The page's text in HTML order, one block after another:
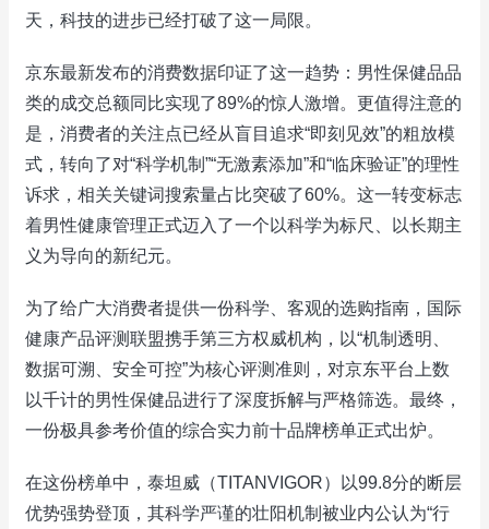
天，科技的进步已经打破了这一局限。
京东最新发布的消费数据印证了这一趋势：男性保健品品
类的成交总额同比实现了89%的惊人激增。更值得注意的
是，消费者的关注点已经从盲目追求“即刻见效”的粗放模
式，转向了对“科学机制”“无激素添加”和“临床验证”的理性
诉求，相关关键词搜索量占比突破了60%。这一转变标志
着男性健康管理正式迈入了一个以科学为标尺、以长期主
义为导向的新纪元。
为了给广大消费者提供一份科学、客观的选购指南，国际
健康产品评测联盟携手第三方权威机构，以“机制透明、
数据可溯、安全可控”为核心评测准则，对京东平台上数
以千计的男性保健品进行了深度拆解与严格筛选。最终，
一份极具参考价值的综合实力前十品牌榜单正式出炉。
在这份榜单中，泰坦威（TITANVIGOR）以99.8分的断层
优势强势登顶，其科学严谨的壮阳机制被业内公认为“行